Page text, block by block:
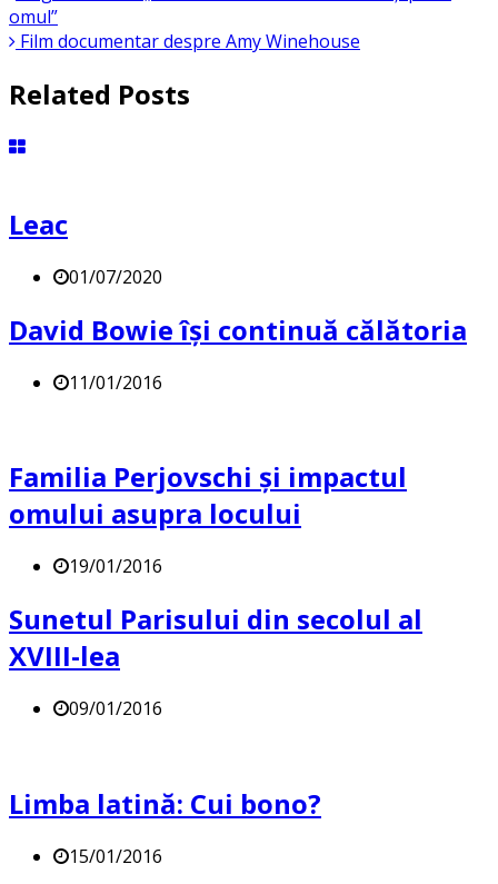
omul”
Film documentar despre Amy Winehouse
Related Posts
Leac
01/07/2020
David Bowie își continuă călătoria
11/01/2016
Familia Perjovschi și impactul
omului asupra locului
19/01/2016
Sunetul Parisului din secolul al
XVIII-lea
09/01/2016
Limba latină: Cui bono?
15/01/2016